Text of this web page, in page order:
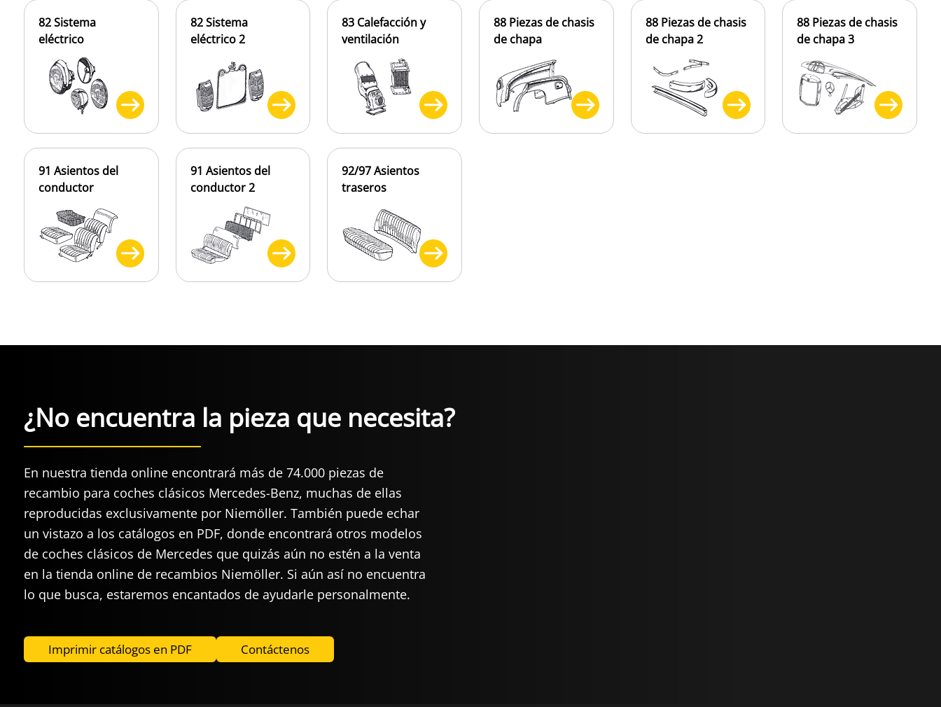
82 Sistema
eléctrico
82 Sistema
eléctrico 2
83 Calefacción y
ventilación
88 Piezas de chasis
de chapa
88 Piezas de chasis
de chapa 2
88 Piezas de chasis
de chapa 3
91 Asientos del
conductor
91 Asientos del
conductor 2
92/97 Asientos
traseros
¿No encuentra la pieza que necesita?
En nuestra tienda online encontrará más de 74.000 piezas de
recambio para coches clásicos Mercedes-Benz, muchas de ellas
reproducidas exclusivamente por Niemöller. También puede echar
un vistazo a los catálogos en PDF, donde encontrará otros modelos
de coches clásicos de Mercedes que quizás aún no estén a la venta
en la tienda online de recambios Niemöller. Si aún así no encuentra
lo que busca, estaremos encantados de ayudarle personalmente.
Imprimir catálogos en PDF Contáctenos